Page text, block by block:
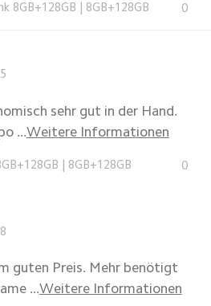
8GB+128GB 8GB+128GB 0
sehr gut in der Hand.
...Weitere Informationen
| 8GB+128GB 0
guten Preis. Mehr benötigt
...Weitere Informationen